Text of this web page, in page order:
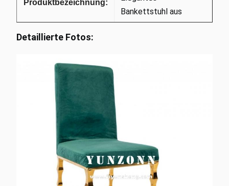
Produktbezeichnung:
Bankettstuhl aus
schwarzem Samt mit
Artikel Nr.
Material:
Original.
Zahlung:
T / T; 30% Anzahlung
vor der Produktion und
Detaillierte Fotos: